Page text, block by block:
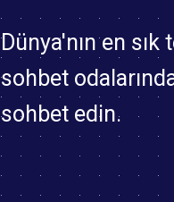
Dünya'nın en
sohbet
sohbet edin.